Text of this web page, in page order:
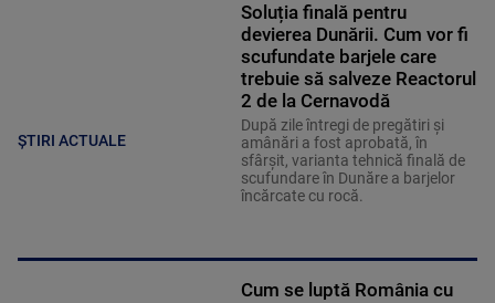
ȘTIRI ACTUALE
Soluția finală pentru
devierea Dunării. Cum vor fi
scufundate barjele care
trebuie să salveze Reactorul
2 de la Cernavodă
După zile întregi de pregătiri și
amânări a fost aprobată, în
sfârșit, varianta tehnică finală de
scufundare în Dunăre a barjelor
încărcate cu rocă.
Cum se luptă România cu